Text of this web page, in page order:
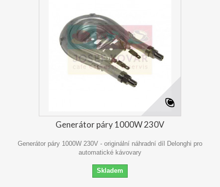
Generátor páry 1000W 230V
Generátor páry 1000W 230V - originální náhradní díl Delonghi pro
automatické kávovary
Skladem